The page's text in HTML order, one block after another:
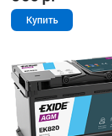
Купить